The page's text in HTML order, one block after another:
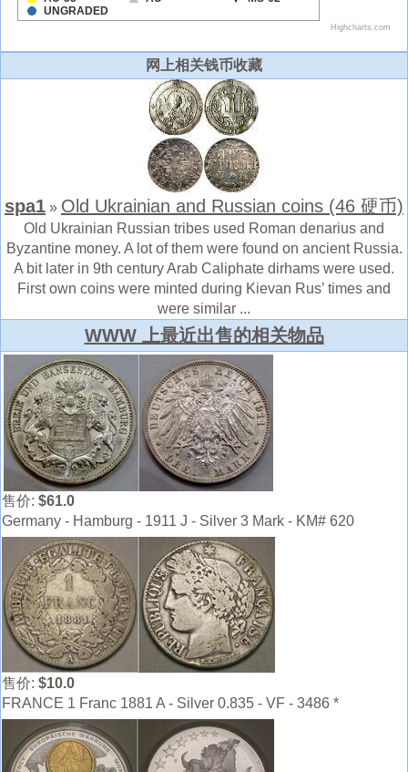
网上相关钱币收藏
spa1 » Old Ukrainian and Russian coins (46 硬币)
Old Ukrainian Russian tribes used Roman denarius and
Byzantine money. A lot of them were found on ancient Russia.
A bit later in 9th century Arab Caliphate dirhams were used.
First own coins were minted during Kievan Rus’ times and
were similar ...
WWW 上最近出售的相关物品
售价: $61.0
Germany - Hamburg - 1911 J - Silver 3 Mark - KM# 620
售价: $10.0
FRANCE 1 Franc 1881 A - Silver 0.835 - VF - 3486 *